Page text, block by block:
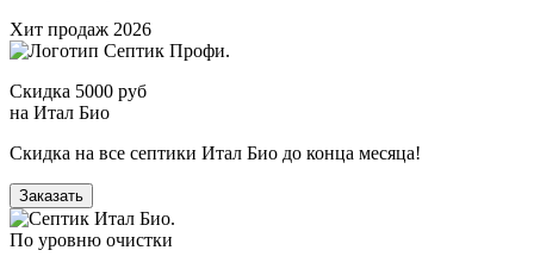
Хит продаж 2026
Скидка 5000 руб
на Итал Био
Скидка на все септики Итал Био до конца месяца!
Заказать
По уровню очистки